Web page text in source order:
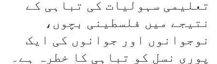
تعلیمی سہولیات کی تباہی کے
نتیجے میں فلسطینی بچوں،
نوجوانوں اور جوانوں کی ایک
پوری نسل کو تباہی کا خطرہ ہے۔